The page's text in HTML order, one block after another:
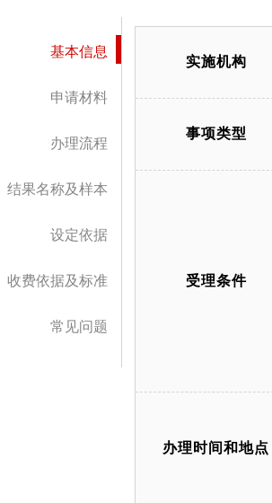
基本信息
申请材料
办理流程
结果名称及样本
设定依据
收费依据及标准
常见问题
实施机构
事项类型
受理条件
办理时间和地点